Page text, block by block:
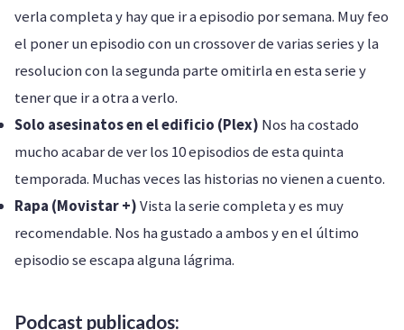
verla completa y hay que ir a episodio por semana. Muy feo
el poner un episodio con un crossover de varias series y la
resolucion con la segunda parte omitirla en esta serie y
tener que ir a otra a verlo.
Solo asesinatos en el edificio (Plex) Nos ha costado
mucho acabar de ver los 10 episodios de esta quinta
temporada. Muchas veces las historias no vienen a cuento.
Rapa (Movistar +)Vista la serie completa y es muy
recomendable. Nos ha gustado a ambos y en el último
episodio se escapa alguna lágrima.
Podcast publicados: